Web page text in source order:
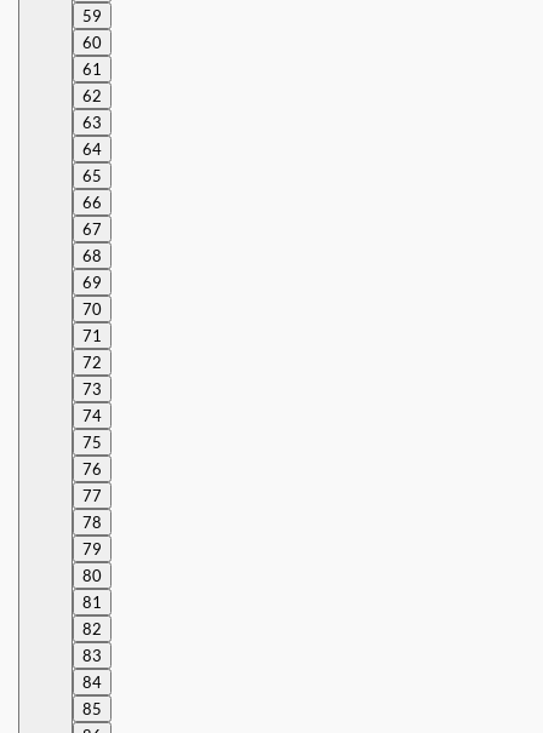
59
60
61
62
63
64
65
66
67
68
69
70
71
72
73
74
75
76
77
78
79
80
81
82
83
84
85